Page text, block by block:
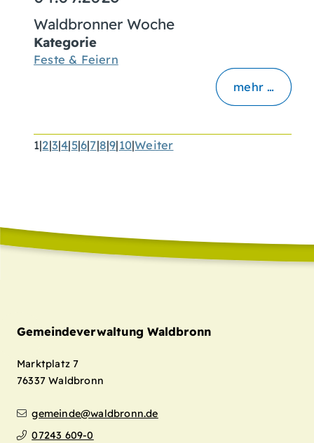
Waldbronner Woche
Kategorie
Feste & Feiern
mehr …
1|2|3|4|5|6|7|8|9|10|Weiter
Gemeindeverwaltung Waldbronn
Marktplatz 7
76337 Waldbronn
gemeinde@waldbronn.de
07243 609-0